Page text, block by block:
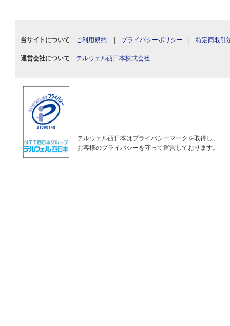
当サイトについて ご利用規約 | プライバシーポリシー | 特定商取引
運営会社について テルウェル西日本株式会社
テルウェル西日本はプライバシーマークを取得し、
お客様のプライバシーを守って運営しております。